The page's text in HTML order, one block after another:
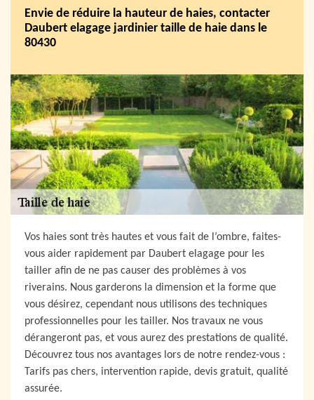
Envie de réduire la hauteur de haies, contacter
Daubert elagage jardinier taille de haie dans le
80430
Vos haies sont très hautes et vous fait de l’ombre, faites-
vous aider rapidement par Daubert elagage pour les
tailler afin de ne pas causer des problèmes à vos
riverains. Nous garderons la dimension et la forme que
vous désirez, cependant nous utilisons des techniques
professionnelles pour les tailler. Nos travaux ne vous
dérangeront pas, et vous aurez des prestations de qualité.
Découvrez tous nos avantages lors de notre rendez-vous :
Tarifs pas chers, intervention rapide, devis gratuit, qualité
assurée.